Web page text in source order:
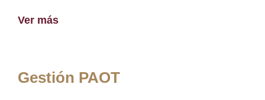
Ver más
Gestión PAOT